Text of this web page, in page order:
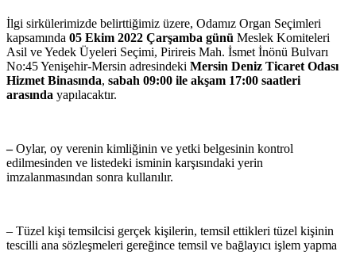
İlgi sirkülerimizde belirttiğimiz üzere, Odamız Organ Seçimleri
kapsamında 05 Ekim 2022 Çarşamba günü Meslek Komiteleri
Asil ve Yedek Üyeleri Seçimi, Pirireis Mah. İsmet İnönü Bulvarı
No:45 Yenişehir-Mersin adresindeki Mersin Deniz Ticaret Odası
Hizmet Binasında, sabah 09:00 ile akşam 17:00 saatleri
arasında yapılacaktır.
–Oylar, oy verenin kimliğinin ve yetki belgesinin kontrol
edilmesinden ve listedeki isminin karşısındaki yerin
imzalanmasından sonra kullanılır.
– Tüzel kişi temsilcisi gerçek kişilerin, temsil ettikleri tüzel kişinin
tescilli ana sözleşmeleri gereğince temsil ve bağlayıcı işlem yapma